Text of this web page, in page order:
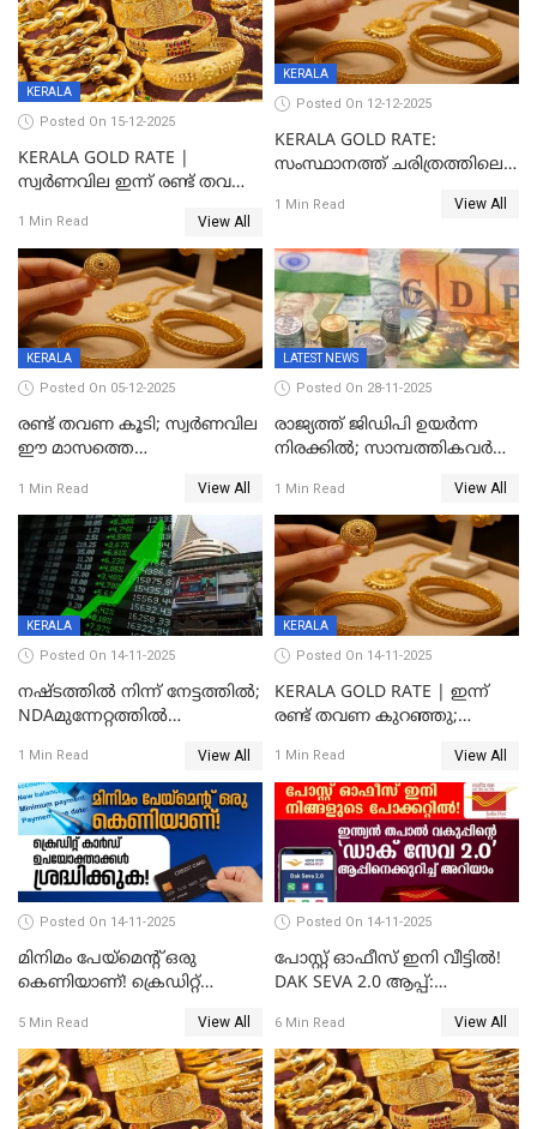
KERALA
Posted On 15-12-2025
KERALA GOLD RATE |
സ്വർണവില ഇന്ന് രണ്ട് തവണ
സർവകാല റെക്കോഡ്
1 Min Read View All
KERALA
Posted On 12-12-2025
KERALA GOLD RATE:
സംസ്ഥാനത്ത് ചരിത്രത്തിലെ
സ്വർണം; സർവ്വകാല
1 Min Read View All
KERALA
Posted On 05-12-2025
രണ്ട് തവണ കൂടി; സ്വർണവില
ഈ മാസത്തെ
1 Min Read View All
LATEST NEWS
Posted On 28-11-2025
രാജ്യത്ത് ജിഡിപി ഉയര്‍ന്ന
നിരക്കില്‍; സാമ്പത്തികവർഷം
ശതമാനമായി; പ്രചോദനം
നൽകുന്നുവെന്ന് മോദി
1 Min Read View All
KERALA
Posted On 14-11-2025
നഷ്ടത്തിൽ നിന്ന് നേട്ടത്തിൽ;
NDAമുന്നേറ്റത്തിൽ
1 Min Read View All
KERALA
Posted On 14-11-2025
KERALA GOLD RATE | ഇന്ന്
രണ്ട് തവണ കുറഞ്ഞു;
1 Min Read View All
Posted On 14-11-2025
മിനിമം പേയ്മെന്റ് ഒരു
കെണിയാണ്! ക്രെഡിറ്റ്
ശ്രദ്ധിക്കുക!
5 Min Read View All
Posted On 14-11-2025
പോസ്റ്റ് ഓഫീസ് ഇനി വീട്ടിൽ!
DAK SEVA 2.0 ആപ്പ്:
എന്തൊക്കെയാണെന്ന്
നോക്കാം
6 Min Read View All